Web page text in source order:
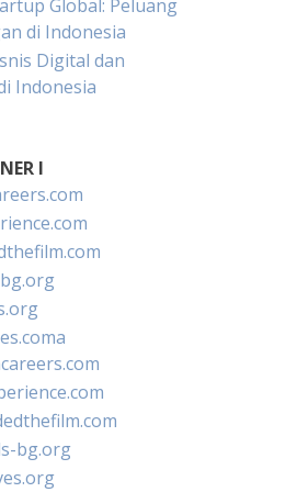
Global: Peluang
di Indonesia
Digital dan
Indonesia
I
bg.org